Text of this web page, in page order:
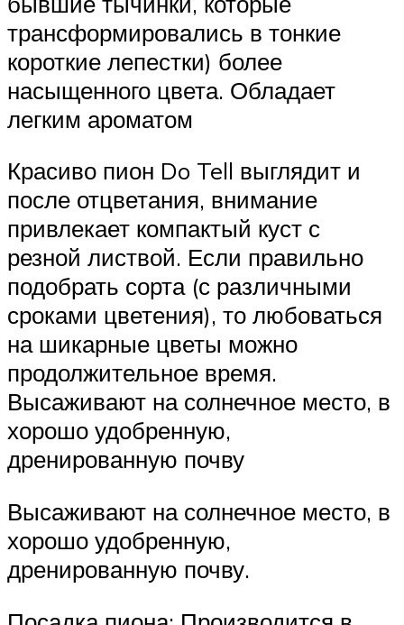
трансформировались в тонкие
короткие лепестки) более
насыщенного цвета. Обладает
легким ароматом
Красиво пион Do Tell выглядит и
после отцветания, внимание
привлекает компактый куст с
резной листвой. Если правильно
подобрать сорта (с различными
сроками цветения), то любоваться
на шикарные цветы можно
продолжительное время.
Высаживают на солнечное место, в
хорошо удобренную,
дренированную почву
Высаживают на солнечное место, в
хорошо удобренную,
дренированную почву.